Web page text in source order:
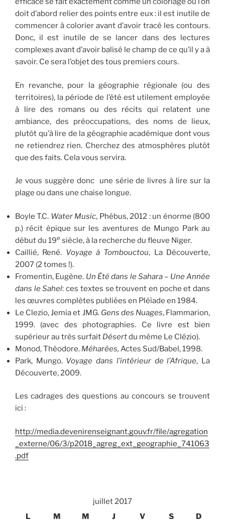
doit d’abord relier des points entre eux : il est inutile de
commencer à colorier avant d’avoir tracé les contours.
Donc, il est inutile de se lancer dans des lectures
complexes avant d’avoir balisé le champ de ce qu’il y a à
savoir. Ce sera l’objet des tous premiers cours.
En revanche, pour la géographie régionale (ou des
territoires), la période de l’été est utilement employée
à lire des romans ou des récits qui relatent une
ambiance, des préoccupations, des noms de lieux,
plutôt qu’à lire de la géographie académique dont vous
ne retiendrez rien. Cherchez des atmosphères plutôt
que des faits. Cela vous servira.
Je vous suggère donc une série de livres à lire sur la
plage ou dans une chaise longue.
Boyle T.C. Water Music, Phébus, 2012 : un énorme (800
p.) récit épique sur les aventures de Mungo Park au
début du 19e siècle, à la recherche du fleuve Niger.
Caillié, René. Voyage à Tombouctou, La Découverte,
2007 (2 tomes !).
Fromentin, Eugène. Un Été dans le Sahara – Une Année
dans le Sahel: ces textes se trouvent en poche et dans
les œuvres complètes publiées en Pléïade en 1984.
Le Clezio, Jemia et JMG. Gens des Nuages, Flammarion,
1999. (avec des photographies. Ce livre est bien
supérieur au très surfait Désertdu même Le Clézio).
Monod, Théodore. Méharées, Actes Sud/Babel, 1998.
Park, Mungo. Voyage dans l’intérieur de l’Afrique, La
Découverte, 2009.
Les cadrages des questions au concours se trouvent
ici :
http://media.devenirenseignant.gouv.fr/file/agregation
_externe/06/3/p2018_agreg_ext_geographie_741063
.pdf
juillet 2017
L
M M J V S D